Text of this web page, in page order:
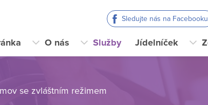
Sledujte nás na Facebooku
O nás Služby Jídelníček
se zvláštním režimem